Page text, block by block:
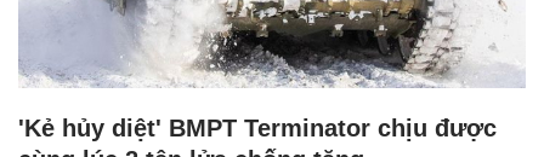
'Kẻ hủy diệt' BMPT Terminator chịu được